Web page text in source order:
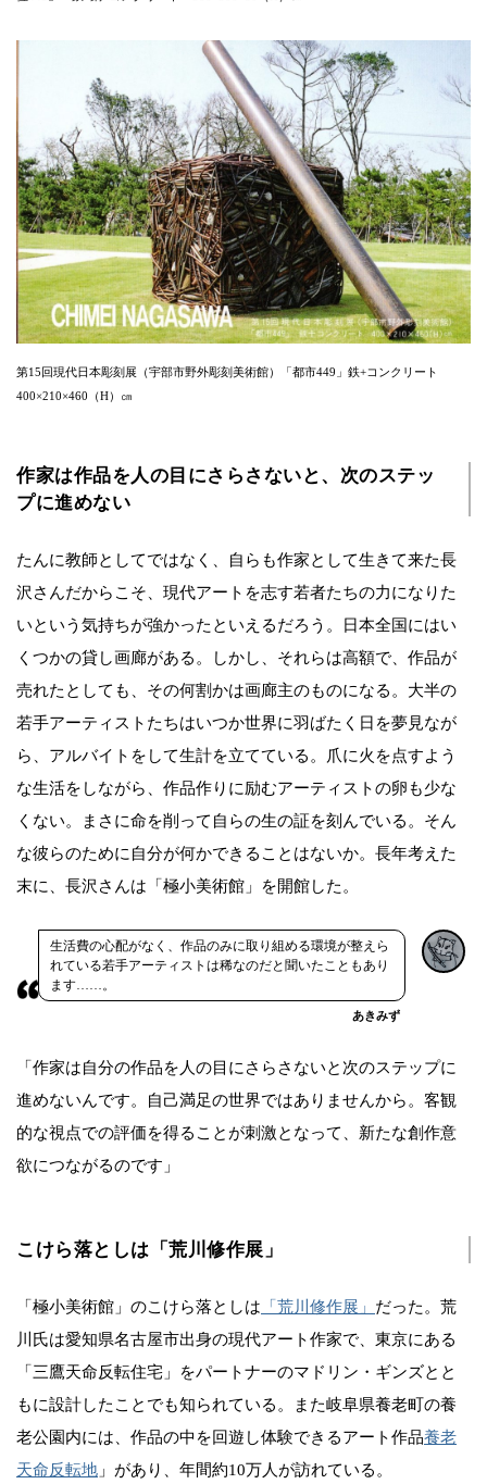
第15回現代日本彫刻展（宇部市野外彫刻美術館）「都市449」鉄+コンクリート
400×210×460（H）㎝
作家は作品を人の目にさらさないと、次のステッ
プに進めない
たんに教師としてではなく、自らも作家として生きて来た長
沢さんだからこそ、現代アートを志す若者たちの力になりた
いという気持ちが強かったといえるだろう。日本全国にはい
くつかの貸し画廊がある。しかし、それらは高額で、作品が
売れたとしても、その何割かは画廊主のものになる。大半の
若手アーティストたちはいつか世界に羽ばたく日を夢見なが
ら、アルバイトをして生計を立てている。爪に火を点すよう
な生活をしながら、作品作りに励むアーティストの卵も少な
くない。まさに命を削って自らの生の証を刻んでいる。そん
な彼らのために自分が何かできることはないか。長年考えた
末に、長沢さんは「極小美術館」を開館した。
生活費の心配がなく、作品のみに取り組める環境が整えら
れている若手アーティストは稀なのだと聞いたこともあり
ます……。
あきみず
「作家は自分の作品を人の目にさらさないと次のステップに
進めないんです。自己満足の世界ではありませんから。客観
的な視点での評価を得ることが刺激となって、新たな創作意
欲につながるのです」
こけら落としは「荒川修作展」
「極小美術館」のこけら落としは 「荒川修作展」 だった。荒
川氏は愛知県名古屋市出身の現代アート作家で、東京にある
「三鷹天命反転住宅」をパートナーのマドリン・ギンズとと
もに設計したことでも知られている。また岐阜県養老町の養
老公園内には、作品の中を回遊し体験できるアート作品養老
天命反転地 」があり、年間約10万人が訪れている。